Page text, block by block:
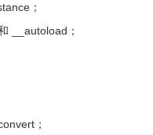
；
__autoload；
；